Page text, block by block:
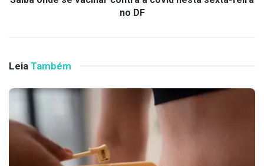
no DF
Leia Também